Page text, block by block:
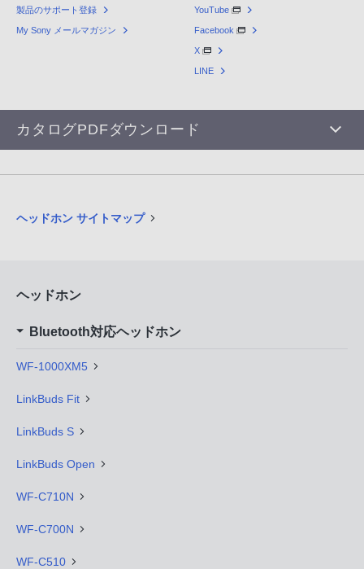
製品のサポート登録
My Sony メールマガジン
YouTube
Facebook
X
LINE
カタログPDFダウンロード
ヘッドホン サイトマップ
ヘッドホン
Bluetooth対応ヘッドホン
WF-1000XM5
LinkBuds Fit
LinkBuds S
LinkBuds Open
WF-C710N
WF-C700N
WF-C510